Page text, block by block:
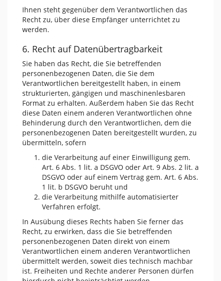
Ihnen steht gegenüber dem Verantwortlichen das
Recht zu, über diese Empfänger unterrichtet zu
werden.
6. Recht auf Datenübertragbarkeit
Sie haben das Recht, die Sie betreffenden
personenbezogenen Daten, die Sie dem
Verantwortlichen bereitgestellt haben, in einem
strukturierten, gängigen und maschinenlesbaren
Format zu erhalten. Außerdem haben Sie das Recht
diese Daten einem anderen Verantwortlichen ohne
Behinderung durch den Verantwortlichen, dem die
personenbezogenen Daten bereitgestellt wurden, zu
übermitteln, sofern
die Verarbeitung auf einer Einwilligung gem.
Art. 6 Abs. 1 lit. a DSGVO oder Art. 9 Abs. 2 lit. a
DSGVO oder auf einem Vertrag gem. Art. 6 Abs.
1 lit. b DSGVO beruht und
die Verarbeitung mithilfe automatisierter
Verfahren erfolgt.
In Ausübung dieses Rechts haben Sie ferner das
Recht, zu erwirken, dass die Sie betreffenden
personenbezogenen Daten direkt von einem
Verantwortlichen einem anderen Verantwortlichen
übermittelt werden, soweit dies technisch machbar
ist. Freiheiten und Rechte anderer Personen dürfen